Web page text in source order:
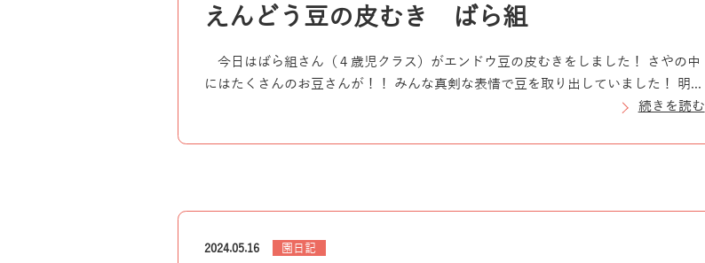
えんどう豆の皮むき ばら組
今日はばら組さん（４歳児クラス）がエンドウ豆の皮むきをしました！ さやの中
にはたくさんのお豆さんが！！ みんな真剣な表情で豆を取り出していました！ 明...
続きを読む
2024.05.16 園日記